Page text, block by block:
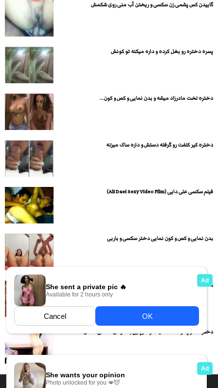
گاییدن کس پشمی زن سکسی و ریختن آب منی روی شکمش
پسره دختره رو بغل کرده و داره میکنه تو کونش
دختره لخت مادرزاد میشه و بدن نمایی و کص و کون...
دختره کیر کلفت رو گرفته دستش و داره ساک میزنه
فیلم سکسی علی دایی (Ali Daei Sexy Video Film)
بدن نمایی و کص و کون نمایی دختر سکسی و باربی
دختر تینیجر رو کیر پسره نشسته و داره کیر سواری میکنه...
دختره کنار پسره لخت میشه و سرپایی با حرفای سکسی سکس...